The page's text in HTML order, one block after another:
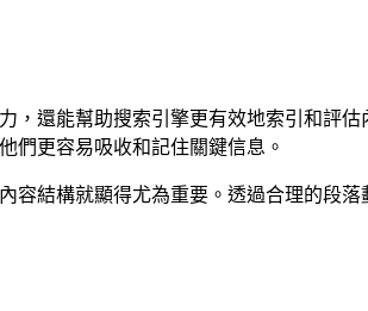
，還能幫助搜索引擎更有效地索引和評
們更容易吸收和記住關鍵信息。
結構就顯得尤為重要。透過合理的段